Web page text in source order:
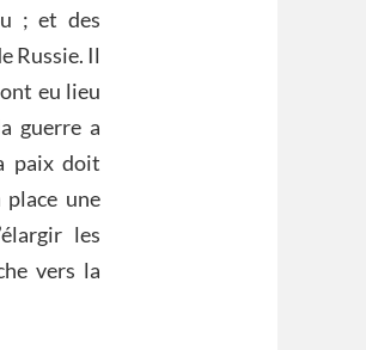
; et des
Russie. Il
eu lieu
guerre a
paix doit
une
les
vers la